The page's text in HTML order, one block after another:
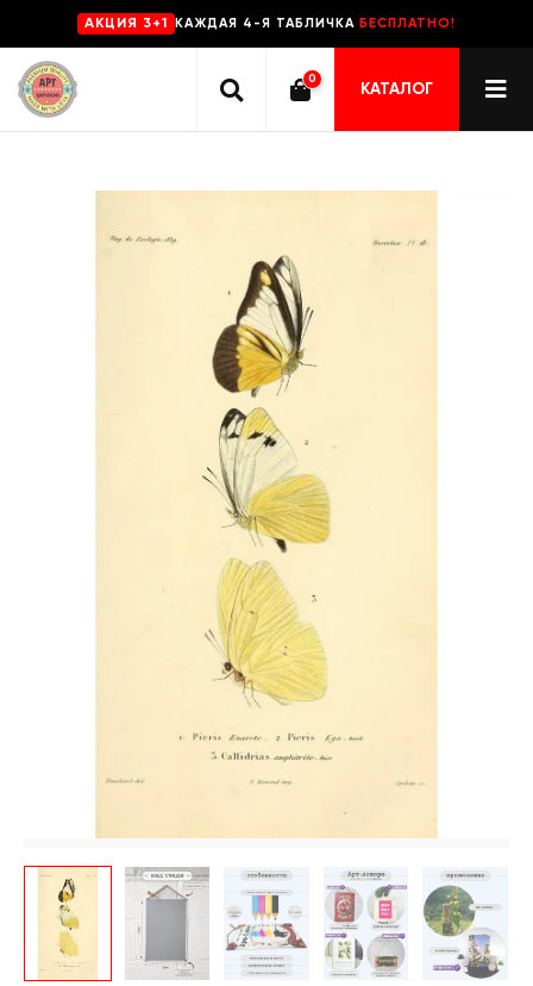
AKЦИЯ 3+1 КАЖДАЯ 4-Я ТАБЛИЧКА БЕСПЛАТНО!
0
КАТАЛОГ